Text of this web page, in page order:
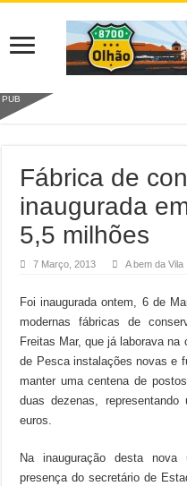
PUB
Fábrica de
inaugurada
5,5 milhões
7 Março, 2013 A bem da Vila
Foi inaugurada ontem, 6 de
modernas fábricas de
Freitas Mar, que já laborava
de Pesca instalações novas e
manter uma centena de
duas dezenas,
euros.
Na inauguração desta
presença do secretário de